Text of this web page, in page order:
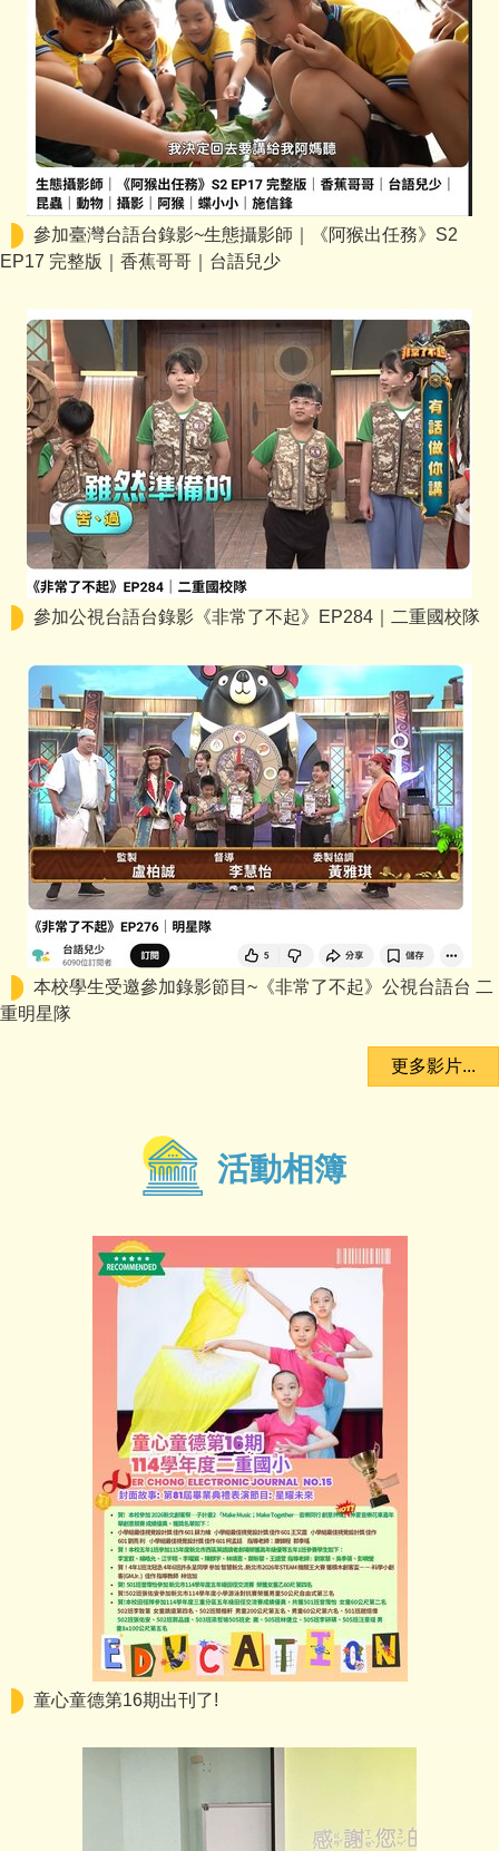
參加臺灣台語台錄影~生態攝影師｜《阿猴出任務》S2
EP17 完整版｜香蕉哥哥｜台語兒少
參加公視台語台錄影《非常了不起》EP284｜二重國校隊
本校學生受邀參加錄影節目~《非常了不起》公視台語台 二
重明星隊
更多影片...
活動相簿
童心童德第16期出刊了!